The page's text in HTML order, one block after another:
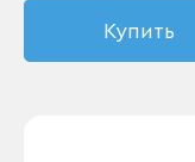
Купить